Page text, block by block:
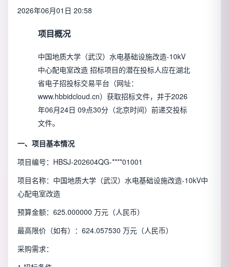
2026年06月01日 20:58
项目概况
中国地质大学（武汉）水电基础设施改造-10kV
中心配电室改造 招标项目的潜在投标人应在湖北
省电子招投标交易平台（网址：
www.hbbidcloud.cn）获取招标文件，并于2026
年06月24日 09点30分（北京时间）前递交投标
文件。
一、项目基本情况
项目编号：HBSJ-202604QG-****01001
项目名称：中国地质大学（武汉）水电基础设施改造-10kV中
心配电室改造
预算金额：625.000000 万元（人民币）
最高限价（如有）：624.057530 万元（人民币）
采购需求：